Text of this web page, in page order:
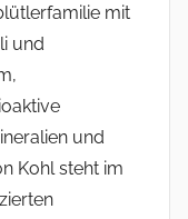
mit
und
und
Kohl steht im